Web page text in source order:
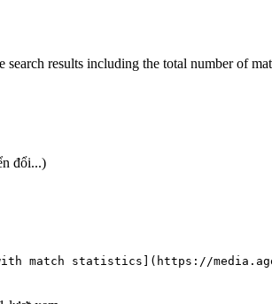
search results including the total number of
đổi...)
match statistics](https://